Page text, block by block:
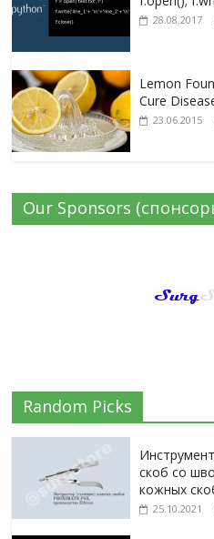
28.08.2017
Lemon
Cure
23.06.2015
Our Sponsors
Random Picks
скоб со
кожных
25.10.2021